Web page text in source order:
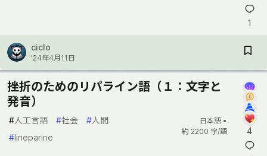
1
ciclo
’24年4月11日
挫折のためのリパライン語（１：文字と
発音）
#人工言語 #社会 #人間
#lineparine
日本語 •
約 2200 字/語
4